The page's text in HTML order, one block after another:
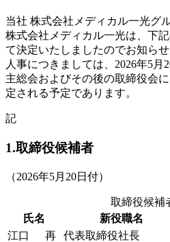
当社 株式会社メディカル一光グ
株式会社メディカル一光は、下
て決定いたしましたのでお知ら
人事につきましては、2026年5
主総会およびその後の取締役会
定される予定であります。
記
1.取締役候補者
（2026年5月20日付）
取締役候補
氏名
新役職名
江口
再
代表取締役社長